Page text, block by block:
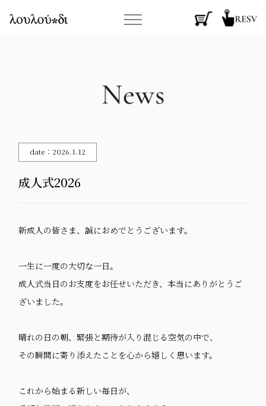
date：2026.1.12
成人式2026
新成人の皆さま、誠におめでとうございます。
一生に一度の大切な一日。
成人式当日のお支度をお任せいただき、本当にありがとうご
ざいました。
晴れの日の朝、緊張と期待が入り混じる空気の中で、
その瞬間に寄り添えたことを心から嬉しく思います。
これから始まる新しい毎日が、